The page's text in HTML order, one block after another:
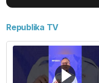
Republika TV